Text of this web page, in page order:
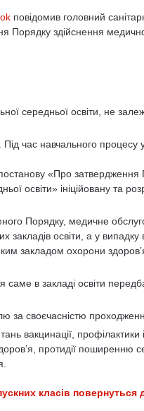
повідомив головний
Порядку здійснення
середньої освіти, не
час навчального процесу
«Про затвердження
освіти» ініційовану та
Порядку, медичне
закладів освіти, а у
закладом охорони
в закладі освіти
за своєчасністю
вакцинації,
протидії поширенню
класів